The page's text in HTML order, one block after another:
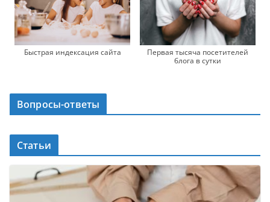
Быстрая индексация сайта
Первая тысяча посетителей
блога в сутки
Вопросы-ответы
Статьи